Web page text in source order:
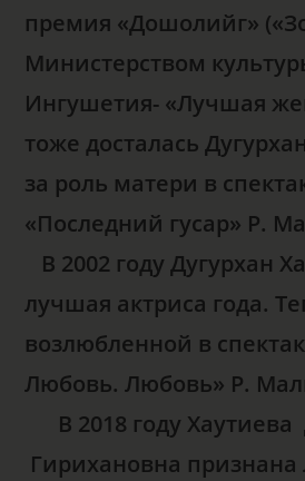
премия «Дошолийг»
Министерством
Ингушетия- «Лучшая
тоже досталась
за роль матери в
«Последний гусар» Р.
В 2002 году Дугурхан
лучшая актриса года.
возлюбленной в
Любовь. Любовь» Р.
В 2018 году Хаутиева
Гирихановна